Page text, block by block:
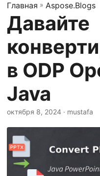
л
ю
ч
и
ь
н
а
в
г
а
Главная » Aspose.Blogs
Давайте
в ODP
Java
октября 8, 2024 · mustafa